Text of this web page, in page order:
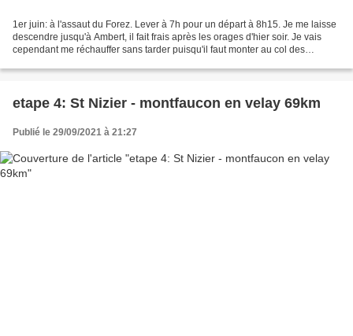
1er juin: à l'assaut du Forez. Lever à 7h pour un départ à 8h15. Je me laisse
descendre jusqu'à Ambert, il fait frais après les orages d'hier soir. Je vais
cependant me réchauffer sans tarder puisqu'il faut monter au col des
etape 4: St Nizier - montfaucon en velay 69km
Publié le 29/09/2021 à 21:27